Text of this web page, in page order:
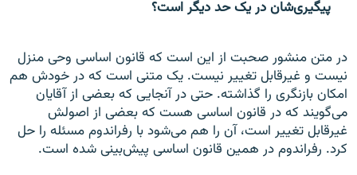
پیگیری‌شان در یک حد دیگر است؟
در متن منشور صحبت از این است که قانون اساسی وحی منزل
نیست و غیرقابل تغییر نیست. یک متنی است که در خودش هم
امکان بازنگری را گذاشته. حتی در آنجایی که بعضی از آقایان
می‌گویند که در قانون اساسی هست که بعضی از اصولش
غیرقابل تغییر است، آن را هم می‌شود با رفراندوم مسئله را حل
کرد. رفراندوم در همین قانون اساسی پیش‌بینی شده است.